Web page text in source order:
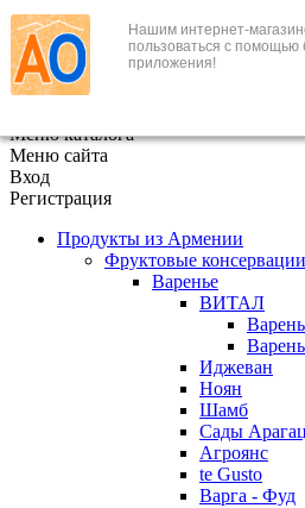
Нашим интернет-
пользоваться с помощью
приложения!
+7 (495) 646-888-1
В корзине
Меню каталога
Меню сайта
Вход
Регистрация
Продукты из Армении
Фруктовые консервации
Варенье
ВИТАЛ
Иджеван
Ноян
Шамб
Сады
Агроянс
te Gusto
Варга - Фуд